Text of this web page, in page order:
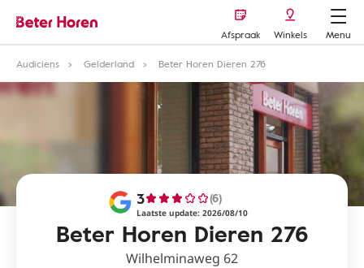
Afspraak Winkels
Menu
Audiciens
Gelderland Beter Horen Dieren 276
Beter Horen Dieren 276
3 (6)
Laatste update: 2026/08/10
Wilhelminaweg 62